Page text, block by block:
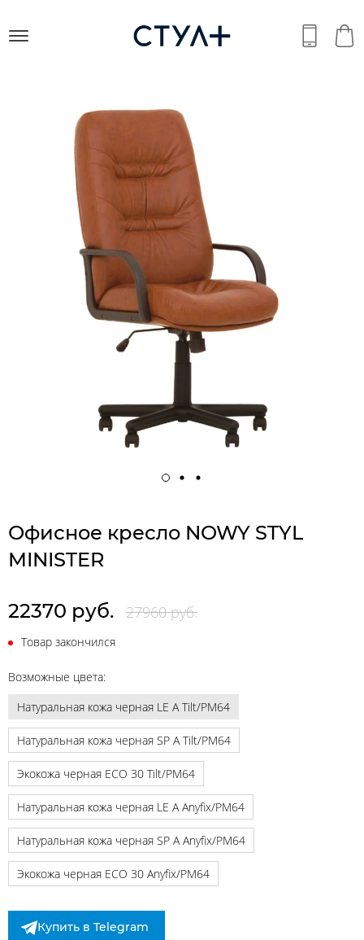
Офисное кресло NOWY STYL
MINISTER
22370 руб. 27960 руб.
Товар закончился
Возможные цвета:
Натуральная кожа черная LE A Tilt/PM64
Натуральная кожа черная SP A Tilt/PM64
Экокожа черная ECO 30 Tilt/PM64
Натуральная кожа черная LE A Anyfix/PM64
Натуральная кожа черная SP A Anyfix/PM64
Экокожа черная ECO 30 Anyfix/PM64
Купить в Telegram